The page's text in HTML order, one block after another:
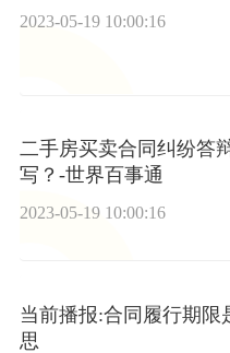
2023-05-19 10:00:16
二手房买卖合同纠纷答
写？-世界百事通
2023-05-19 10:00:16
当前播报:合同履行期限
思